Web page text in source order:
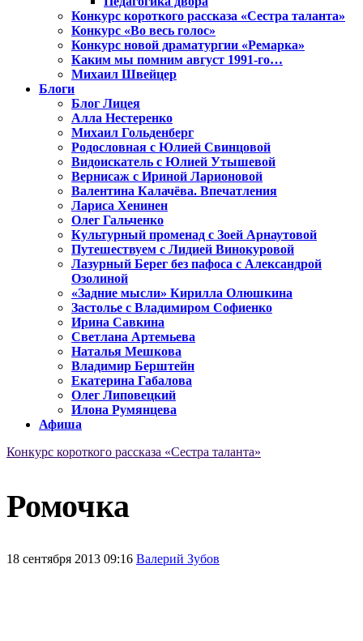
Конкурс короткого рассказа «Сестра таланта»
Конкурс «Во весь голос»
Конкурс новой драматургии «Ремарка»
Каким мы помним август 1991-го…
Михаил Швейцер
Блоги
Блог Лицея
Алла Нестеренко
Михаил Гольденберг
Родословная с Юлией Свинцовой
Видоискатель с Юлией Утышевой
Вернисаж с Ириной Ларионовой
Валентина Калачёва. Впечатления
Лариса Хенинен
Олег Гальченко
Культурный променад с Зоей Арнаутовой
Путешествуем с Лидией Винокуровой
Лазурный Берег без пафоса с Александрой
Озолиной
«Задние мысли» Кирилла Олюшкина
Застолье с Владимиром Софиенко
Ирина Савкина
Светлана Артемьева
Наталья Мешкова
Владимир Берштейн
Екатерина Габалова
Олег Липовецкий
Илона Румянцева
Афиша
Конкурс короткого рассказа «Сестра таланта»
Ромочка
18 сентября 2013 09:16 Валерий Зубов